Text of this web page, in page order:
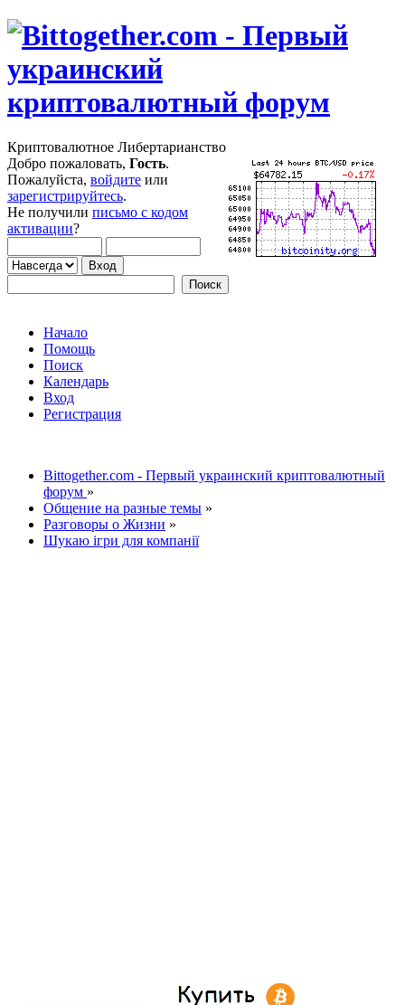
Криптовалютное Либертарианство
Добро пожаловать, Гость.
Пожалуйста, войдите или
зарегистрируйтесь.
Не получили письмо с кодом
активации?
Начало
Помощь
Поиск
Календарь
Вход
Регистрация
Bittogether.com - Первый украинский криптовалютный
форум »
Общение на разные темы »
Разговоры о Жизни »
Шукаю ігри для компанії